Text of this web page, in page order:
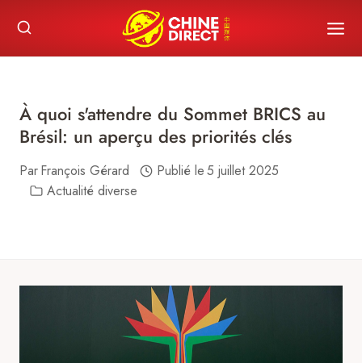
content
À quoi s'attendre du Sommet BRICS au
Brésil: un aperçu des priorités clés
ParFrançois Gérard Publié le5 juillet 2025
Actualité diverse